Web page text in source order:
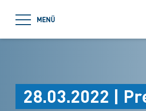
MENÜ
28.03.2022 |